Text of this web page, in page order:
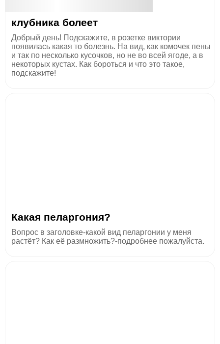
клубника болеет
Добрый день! Подскажите, в розетке виктории
появилась какая то болезнь. На вид, как комочек пены
и так по несколько кусочков, но не во всей ягоде, а в
некоторых кустах. Как бороться и что это такое,
подскажите!
Какая пеларгония?
Вопрос в заголовке-какой вид пеларгонии у меня
растёт? Как её размножить?-подробнее пожалуйста.